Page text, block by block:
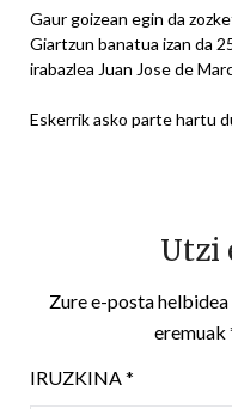
Gaur goizean egin da
Giartzun banatua izan da
irabazlea Juan Jose de
Eskerrik asko parte hartu
Utzi
Zure e-posta
eremuak
IRUZKINA*